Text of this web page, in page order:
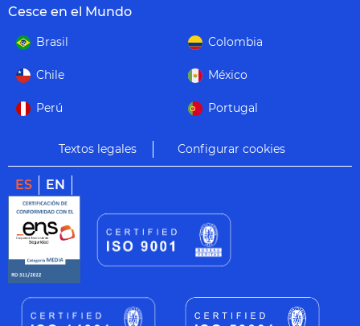
Cesce en el Mundo
Brasil Colombia
Chile México
Perú Portugal
Textos legales Configurar cookies
ES EN